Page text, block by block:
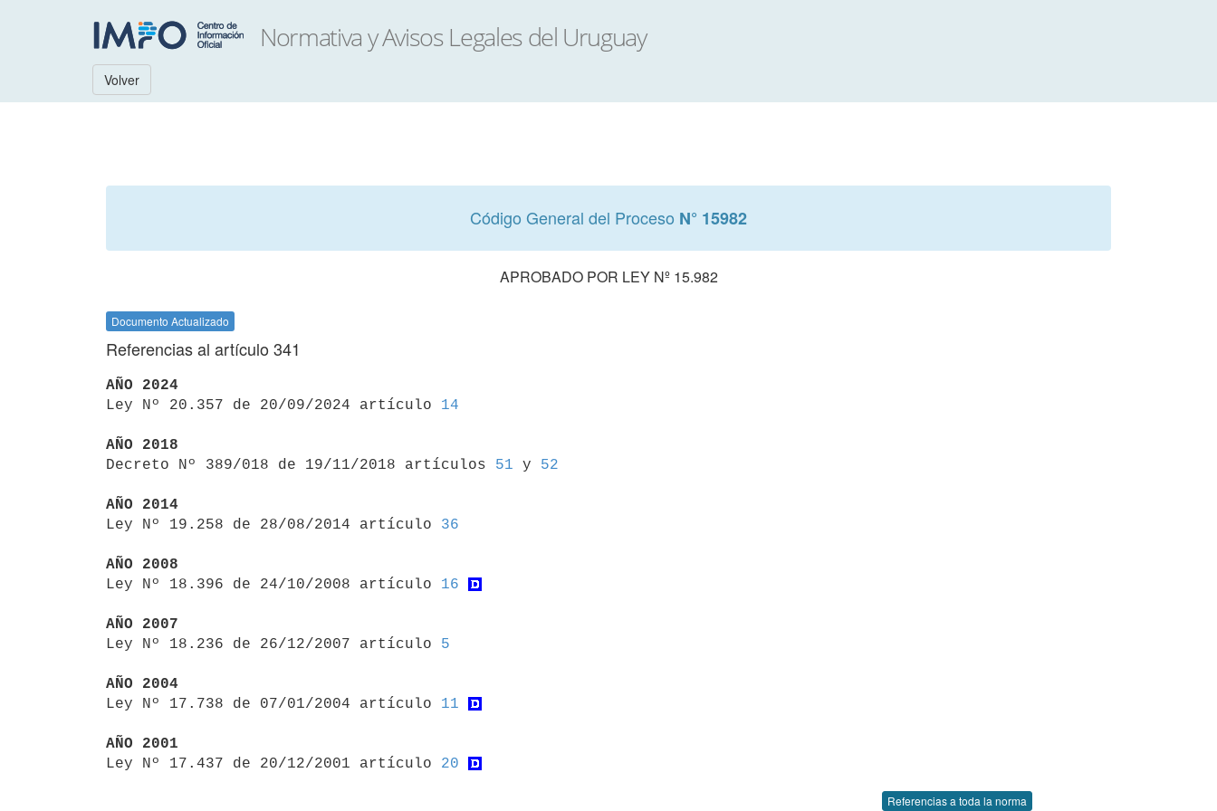
Volver
Código General del Proceso N° 15982
APROBADO POR LEY Nº 15.982
Documento Actualizado
Referencias al artículo 341
AÑO 2024
Ley Nº 20.357 de 20/09/2024 artículo 14
AÑO 2018
Decreto Nº 389/018 de 19/11/2018 artículos 51 y 52
AÑO 2014
Ley Nº 19.258 de 28/08/2014 artículo 36
AÑO 2008
Ley Nº 18.396 de 24/10/2008 artículo 16
AÑO 2007
Ley Nº 18.236 de 26/12/2007 artículo 5
AÑO 2004
Ley Nº 17.738 de 07/01/2004 artículo 11
AÑO 2001
Ley Nº 17.437 de 20/12/2001 artículo 20
Referencias a toda la norma